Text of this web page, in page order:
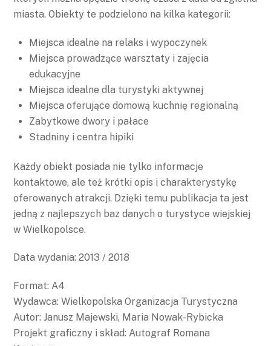
miasta. Obiekty te podzielono na kilka kategorii:
Miejsca idealne na relaks i wypoczynek
Miejsca prowadzące warsztaty i zajęcia
edukacyjne
Miejsca idealne dla turystyki aktywnej
Miejsca oferujące domową kuchnię regionalną
Zabytkowe dwory i pałace
Stadniny i centra hipiki
Każdy obiekt posiada nie tylko informacje
kontaktowe, ale też krótki opis i charakterystykę
oferowanych atrakcji. Dzięki temu publikacja ta jest
jedną z najlepszych baz danych o turystyce wiejskiej
w Wielkopolsce.
Data wydania: 2013 / 2018
Format: A4
Wydawca: Wielkopolska Organizacja Turystyczna
Autor: Janusz Majewski, Maria Nowak-Rybicka
Projekt graficzny i skład: Autograf Romana